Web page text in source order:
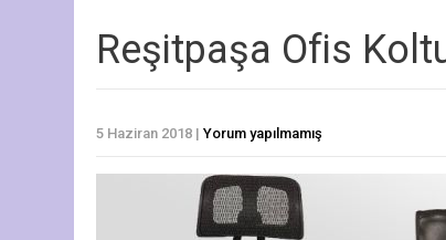
Reşitpaşa Ofis
5 Haziran 2018 | Yorum yapılmamış